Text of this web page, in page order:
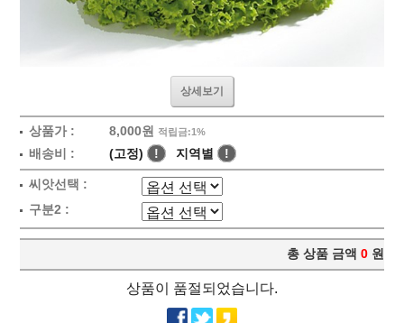
상세보기
상품가 : 8,000원 적립금:1%
배송비 : (고정) ! 지역별 !
씨앗선택 :
구분2 :
총 상품 금액 0 원
상품이 품절되었습니다.